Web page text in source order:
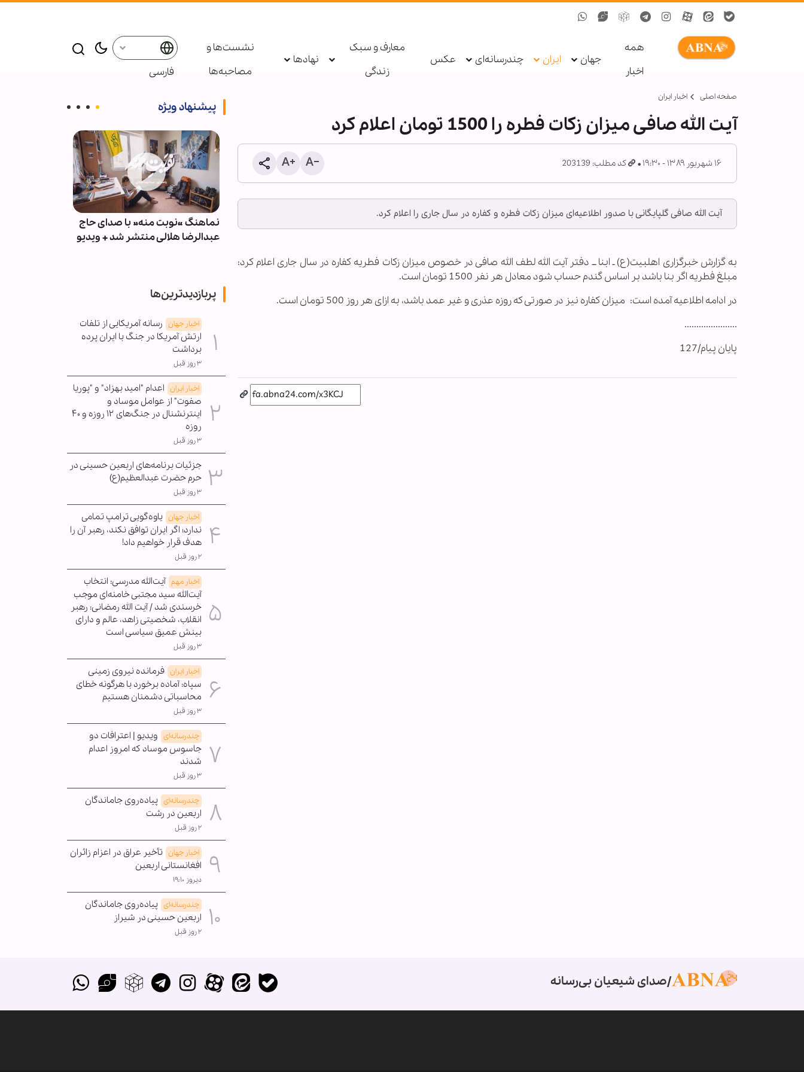
همه
اخبار
جهان ایران چندرسانه‌ای عکس
معارف و سبک
زندگی
نهادها
نشست‌ها و
مصاحبه‌ها
فارسی
صفحه اصلی اخبار ایران
آیت الله صافی میزان زکات فطره را 1500 تومان اعلام کرد
۱۶ شهریور ۱۳۸۹ - ۱۹:۳۰ کد مطلب: 203139
آیت الله صافی گلپایگانی با صدور اطلاعیه‌ای میزان زکات فطره و کفاره در سال جاری را اعلام کرد.
به گزارش خبرگزاری اهل‏بیت(ع) ـ ابنا ــ دفتر آیت الله لطف الله صافی در خصوص میزان زکات فطریه کفاره در سال جاری اعلام کرد:
مبلغ فطریه اگر بنا باشد بر اساس گندم حساب شود معادل هر نفر 1500 تومان است.
در ادامه اطلاعیه آمده است: میزان کفاره نیز در صورتی که روزه عذری و غیر عمد باشد، به ازای هر روز 500 تومان است.
......................
پایان پیام/127
پیشنهاد ویژه
نماهنگ «نوبت منه» با صدای حاج
عبدالرضا هلالی منتشر شد + ویدیو
پربازدیدترین‌ها
اخبار جهان رسانه آمریکایی از تلفات
ارتش آمریکا در جنگ با ایران پرده
برداشت
۳ روز قبل
اخبار ایران اعدام "امید بهزاد" و "پوریا
صفوت" از عوامل موساد و
اینترنشنال در جنگ‌های ۱۲ روزه و ۴۰
روزه
۳ روز قبل
جزئیات برنامه‌های اربعین حسینی در
حرم حضرت عبدالعظیم(ع)
۳ روز قبل
اخبار جهان یاوه‌گویی ترامپ تمامی
ندارد؛ اگر ایران توافق نکند، رهبر آن را
هدف قرار خواهیم داد!
۲ روز قبل
اخبار مهم آیت‌الله مدرسی: انتخاب
آیت‌الله سید مجتبی خامنه‌ای موجب
خرسندی شد / آیت الله رمضانی: رهبر
انقلاب، شخصیتی زاهد، عالم و دارای
بینش عمیق سیاسی است
۳ روز قبل
اخبار ایران فرمانده نیروی زمینی
سپاه: آماده برخورد با هرگونه خطای
محاسباتی دشمنان هستیم
۳ روز قبل
چندرسانه‌ای ویدیو | اعترافات دو
جاسوس موساد که امروز اعدام
شدند
۳ روز قبل
چندرسانه‌ای پیاده‌روی جاماندگان
اربعین در رشت
۲ روز قبل
اخبار جهان تأخیر عراق در اعزام زائران
افغانستانی اربعین
دیروز ۱۹:۱۰
چندرسانه‌ای پیاده‌روی جاماندگان
اربعین حسینی در شیراز
۲ روز قبل
صدای شیعیان بی‌رسانه